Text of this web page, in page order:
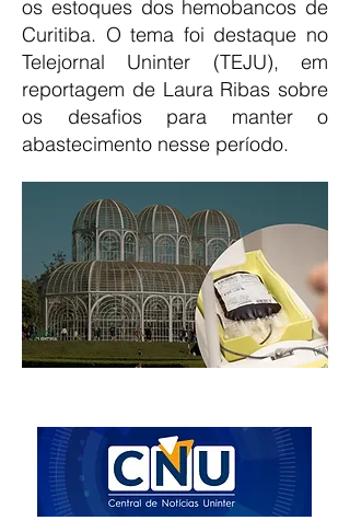
os estoques dos hemobancos de
Curitiba. O tema foi destaque no
Telejornal Uninter (TEJU), em
reportagem de Laura Ribas sobre
os desafios para manter o
abastecimento nesse período.